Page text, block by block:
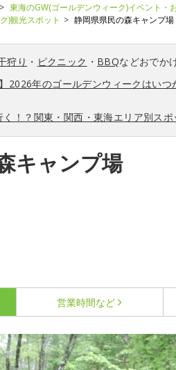
東海のGW(ゴールデンウィーク)イベント・
)観光スポット
静岡県県民の森キャンプ場
狩り ・ ピクニック ・ BBQなどおでか
2026年のゴールデンウィークはい
く！？関東・関西・東海エリア別スポ
キャンプ場
営業時間など